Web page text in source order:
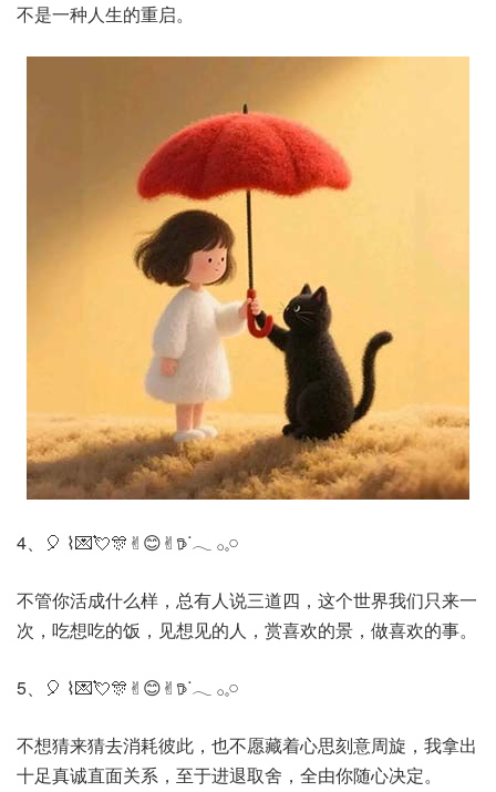
不是一种人生的重启。
4、🎈 ⌇💌💘🎊✌︎😊✌︎𖠚ᐝ𓂃 𓂂𓈒𓏸
不管你活成什么样，总有人说三道四，这个世界我们只来一
次，吃想吃的饭，见想见的人，赏喜欢的景，做喜欢的事。
5、🎈 ⌇💌💘🎊✌︎😊✌︎𖠚ᐝ𓂃 𓂂𓈒𓏸
不想猜来猜去消耗彼此，也不愿藏着心思刻意周旋，我拿出
十足真诚直面关系，至于进退取舍，全由你随心决定。